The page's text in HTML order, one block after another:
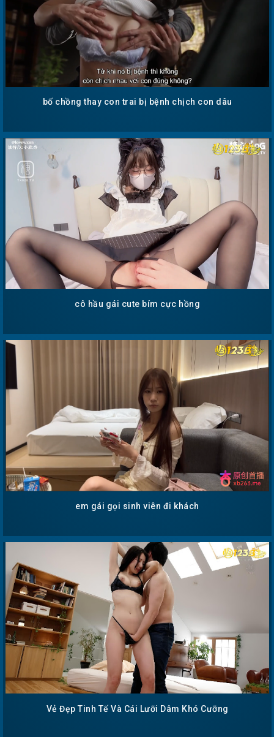
bố chồng thay con trai bị bệnh chịch con dâu
cô hầu gái cute bím cực hồng
em gái gọi sinh viên đi khách
Vẻ Đẹp Tinh Tế Và Cái Lưỡi Dâm Khó Cưỡng